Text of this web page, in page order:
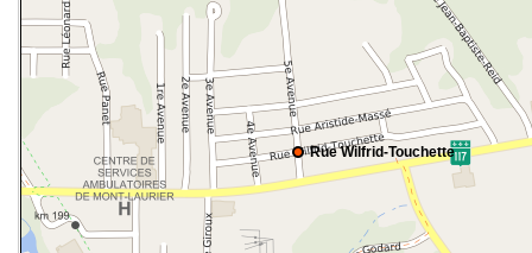
Rue Wilfrid-Touchette